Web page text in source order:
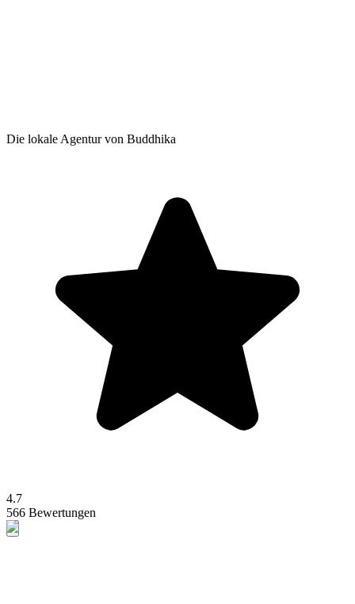
Die lokale Agentur von Buddhika
4.7
566 Bewertungen